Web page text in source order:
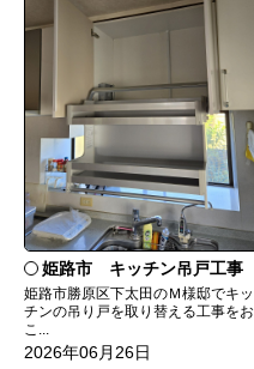
姫路市 キッチン吊戸工事
姫路市勝原区下太田のＭ様邸でキッ
チンの吊り戸を取り替える工事をお
こ...
2026年06月26日